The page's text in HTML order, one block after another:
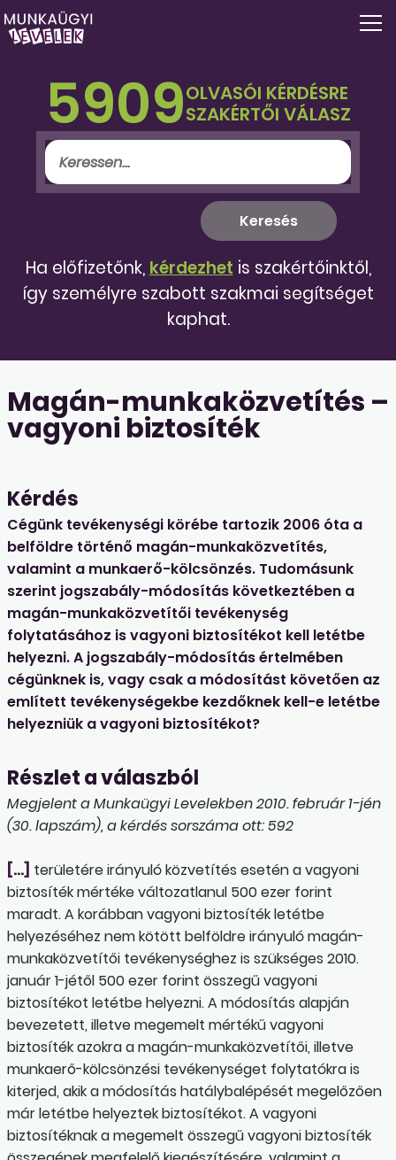
5909OLVASÓI KÉRDÉSRE
SZAKÉRTŐI VÁLASZ
Ha előfizetőnk, kérdezhet is szakértőinktől,
így személyre szabott szakmai segítséget
kaphat.
Magán-munkaközvetítés –
vagyoni biztosíték
Kérdés
Cégünk tevékenységi körébe tartozik 2006 óta a
belföldre történő magán-munkaközvetítés,
valamint a munkaerő-kölcsönzés. Tudomásunk
szerint jogszabály-módosítás következtében a
magán-munkaközvetítői tevékenység
folytatásához is vagyoni biztosítékot kell letétbe
helyezni. A jogszabály-módosítás értelmében
cégünknek is, vagy csak a módosítást követően az
említett tevékenységekbe kezdőknek kell-e letétbe
helyezniük a vagyoni biztosítékot?
Részlet a válaszból
Megjelent a Munkaügyi Levelekben 2010. február 1-jén
(30. lapszám), a kérdés sorszáma ott: 592
[…] területére irányuló közvetítés esetén a vagyoni
biztosíték mértéke változatlanul 500 ezer forint
maradt. A korábban vagyoni biztosíték letétbe
helyezéséhez nem kötött belföldre irányuló magán-
munkaközvetítői tevékenységhez is szükséges 2010.
január 1-jétől 500 ezer forint összegű vagyoni
biztosítékot letétbe helyezni. A módosítás alapján
bevezetett, illetve megemelt mértékű vagyoni
biztosíték azokra a magán-munkaközvetítői, illetve
munkaerő-kölcsönzési tevékenységet folytatókra is
kiterjed, akik a módosítás hatálybalépését megelőzően
már letétbe helyeztek biztosítékot. A vagyoni
biztosítéknak a megemelt összegű vagyoni biztosíték